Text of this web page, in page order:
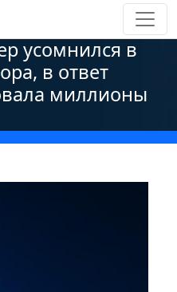
усомнился в
в ответ
миллионы